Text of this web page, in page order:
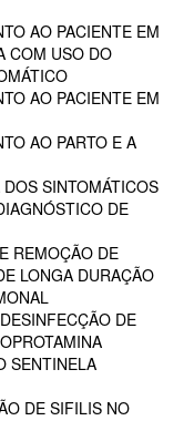
AO PACIENTE EM
COM USO DO
AO PACIENTE EM
AO PARTO E A
SINTOMÁTICOS
DE
REMOÇÃO DE
LONGA DURAÇÃO
DE
SENTINELA
DE SIFILIS NO